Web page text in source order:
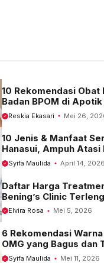
10 Rekomendasi Obat
Badan BPOM di
Harganya
Reskia Ekasari Mei 26,
10 Jenis & Manfaat
Hanasui, Ampuh Atasi
Kulit
Syifa Maulida April 14, 2026
Daftar Harga
Bening’s Clinic
Terbaru 2023
Elvira Rosa Mei 5, 2026
6 Rekomendasi
OMG yang Bagus dan
Seharian
Syifa Maulida Mei 11, 2026